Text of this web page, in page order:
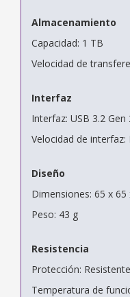
Almacenamiento
Capacidad: 1 TB
Velocidad de
Interfaz
Interfaz: USB 3.2 Gen
Velocidad de interfaz:
Diseño
Dimensiones: 65 x 65
Peso: 43 g
Resistencia
Protección:
Temperatura de